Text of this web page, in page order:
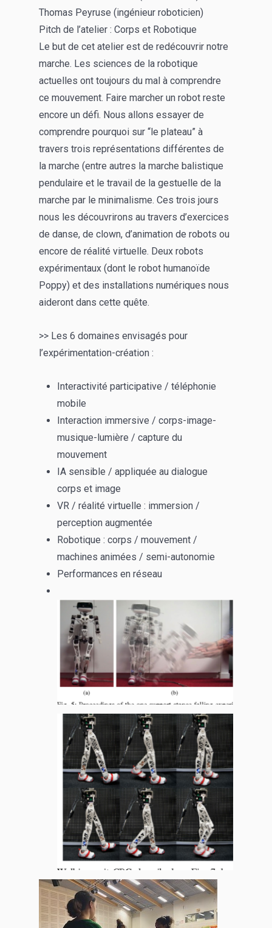
Thomas Peyruse (ingénieur roboticien)
Pitch de l’atelier : Corps et Robotique
Le but de cet atelier est de redécouvrir notre
marche. Les sciences de la robotique
actuelles ont toujours du mal à comprendre
ce mouvement. Faire marcher un robot reste
encore un défi. Nous allons essayer de
comprendre pourquoi sur “le plateau” à
travers trois représentations différentes de
la marche (entre autres la marche balistique
pendulaire et le travail de la gestuelle de la
marche par le minimalisme. Ces trois jours
nous les découvrirons au travers d’exercices
de danse, de clown, d’animation de robots ou
encore de réalité virtuelle. Deux robots
expérimentaux (dont le robot humanoïde
Poppy) et des installations numériques nous
aideront dans cette quête.
>> Les 6 domaines envisagés pour
l’expérimentation-création :
Interactivité participative / téléphonie
mobile
Interaction immersive / corps-image-
musique-lumière / capture du
mouvement
IA sensible / appliquée au dialogue
corps et image
VR / réalité virtuelle : immersion /
perception augmentée
Robotique : corps / mouvement /
machines animées / semi-autonomie
Performances en réseau